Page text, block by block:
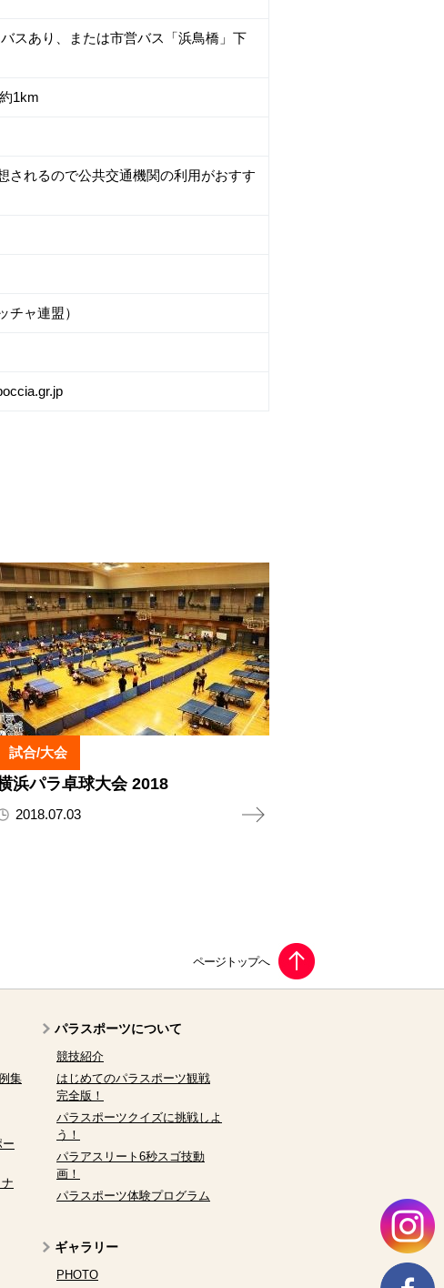
スあり、または市営バス「浜鳥橋」下
1km
されるので公共交通機関の利用がおすす
ャ連盟）
試合/大会
浜パラ卓球大会 2018
2018.07.03
集
パラスポーツについて
競技紹介
はじめてのパラスポーツ観戦
完全版！
パラスポーツクイズに挑戦しよ
う！
パラアスリート6秒スゴ技動
画！
パラスポーツ体験プログラム
ギャラリー
PHOTO